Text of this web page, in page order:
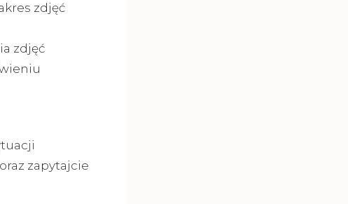
zdjęć
zdjęć
zapytajcie